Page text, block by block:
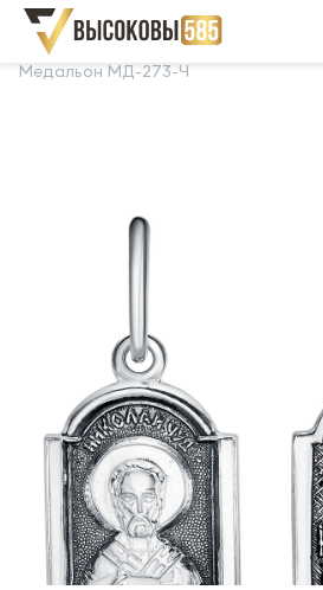
Главная Склад готовой продукции
Медальон МД-273-Ч